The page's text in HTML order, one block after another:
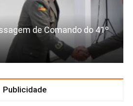
de Comando do 41º
Publicidade